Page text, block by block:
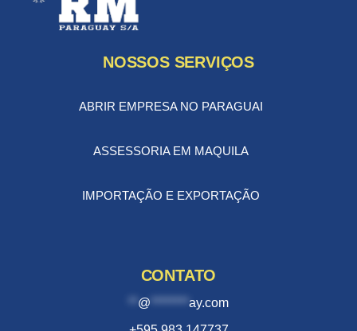
NOSSOS SERVIÇOS
ABRIR EMPRESA NO PARAGUAI
ASSESSORIA EM MAQUILA
IMPORTAÇÃO E EXPORTAÇÃO
CONTATO
@ ******** ay.com